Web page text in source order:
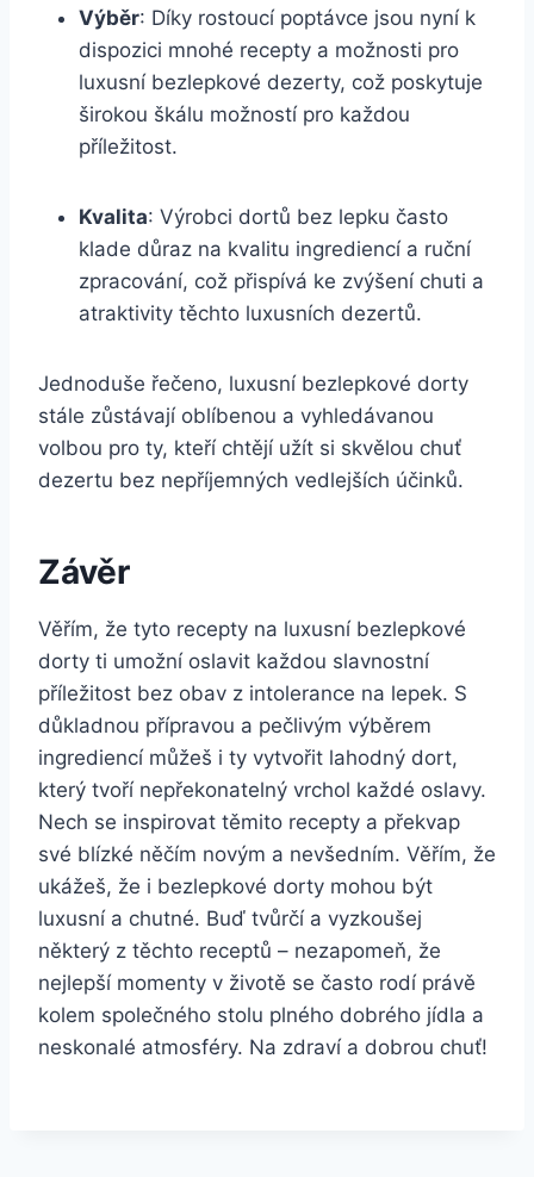
Výběr: Díky rostoucí poptávce jsou nyní k
dispozici mnohé recepty a možnosti pro
luxusní bezlepkové dezerty, což poskytuje
širokou škálu možností pro každou
příležitost.
Kvalita: Výrobci dortů bez lepku často
klade důraz na kvalitu ingrediencí a ruční
zpracování, což přispívá ke zvýšení chuti a
atraktivity těchto luxusních dezertů.
Jednoduše řečeno, luxusní bezlepkové dorty
stále zůstávají oblíbenou a vyhledávanou
volbou pro ty, kteří chtějí užít si skvělou chuť
dezertu bez nepříjemných vedlejších účinků.
Závěr
Věřím, že tyto recepty na luxusní bezlepkové
dorty ti umožní oslavit každou slavnostní
příležitost bez obav z intolerance na lepek. S
důkladnou přípravou a pečlivým výběrem
ingrediencí můžeš i ty vytvořit lahodný dort,
který tvoří nepřekonatelný vrchol každé oslavy.
Nech se inspirovat těmito recepty a překvap
své blízké něčím novým a nevšedním. Věřím, že
ukážeš, že i bezlepkové dorty mohou být
luxusní a chutné. Buď tvůrčí a vyzkoušej
některý z těchto receptů – nezapomeň, že
nejlepší momenty v životě se často rodí právě
kolem společného stolu plného dobrého jídla a
neskonalé atmosféry. Na zdraví a dobrou chuť!